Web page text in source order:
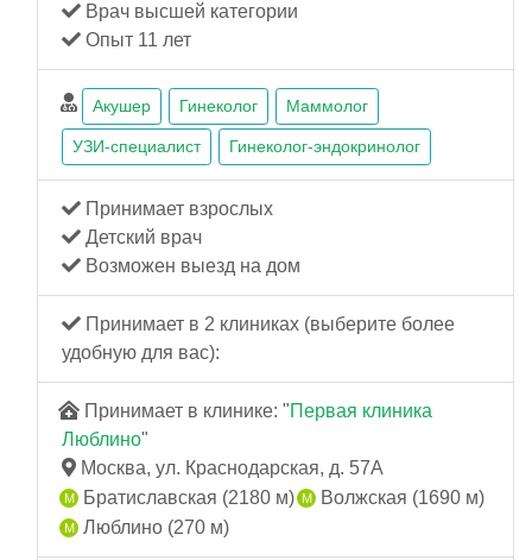
Врач высшей категории
Опыт 11 лет
Акушер Гинеколог Маммолог
УЗИ-специалист Гинеколог-эндокринолог
Принимает взрослых
Детский врач
Возможен выезд на дом
Принимает в 2 клиниках (выберите более
удобную для вас):
Принимает в клинике: "Первая клиника
Люблино"
Москва, ул. Краснодарская, д. 57А
Братиславская (2180 м)
Волжская (1690 м)
Люблино (270 м)